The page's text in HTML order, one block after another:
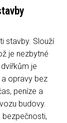
stavby. Slouží
je nezbytné
je
opravy bez
peníze a
budovy.
bezpečnosti,